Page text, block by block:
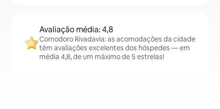
Avaliação média: 4,8
Comodoro Rivadavia: as acomodações da cidade
têm avaliações excelentes dos hóspedes — em
média 4,8, de um máximo de 5 estrelas!